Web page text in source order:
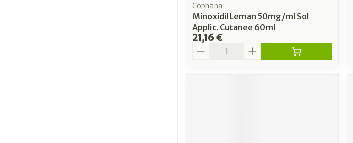
Cophana
Minoxidil Leman 50mg/ml Sol
Applic. Cutanee 60ml
21,16 €
Quantité